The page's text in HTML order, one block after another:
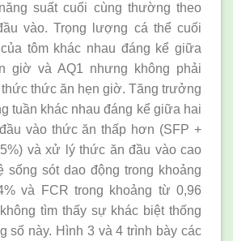
suất cuối cùng thường theo
vào. Trọng lượng cá thể cuối
tôm khác nhau đáng kể giữa
giờ và AQ1 nhưng không phải
thức ăn hẹn giờ. Tăng trưởng
tuần khác nhau đáng kể giữa hai
vào thức ăn thấp hơn (SFP +
và xử lý thức ăn đầu vào cao
sống sót dao động trong khoảng
và FCR trong khoảng từ 0,96
tìm thấy sự khác biệt thống
số này. Hình 3 và 4 trình bày các